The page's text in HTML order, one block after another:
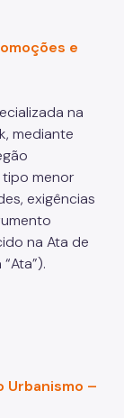
e
na
mediante
menor
exigências
na Ata de
Urbanismo –